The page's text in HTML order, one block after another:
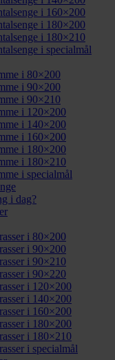
i 160×200
i 180×200
i 180×210
i specialmål
i 80×200
i 90×200
i 90×210
i 120×200
i 140×200
i 160×200
i 180×200
i 180×210
i specialmål
i dag?
i 80×200
i 90×200
i 90×210
i 90×220
i 120×200
i 140×200
i 160×200
i 180×200
i 180×210
i specialmål